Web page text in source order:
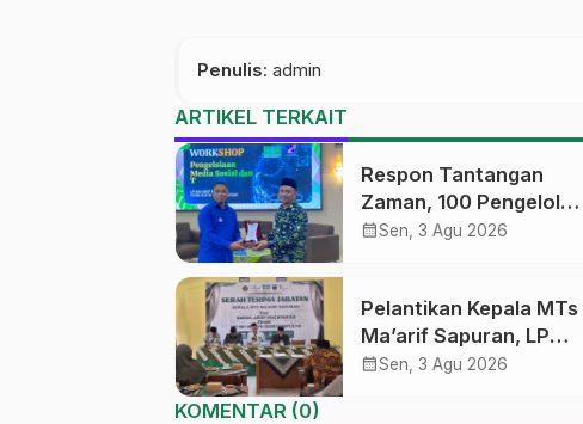
Penulis: admin
ARTIKEL TERKAIT
Respon Tantangan
Zaman, 100 Pengelola
Medsos Sekolah
Digital
calendar_monthSen, 3 Agu 2026
Pelantikan Kepala MTs
Ma’arif Sapuran, LP
Ma’arif NU Wonosobo
calendar_monthSen, 3 Agu 2026
KOMENTAR (0)